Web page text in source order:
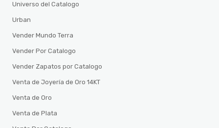
Universo del Catalogo
Urban
Vender Mundo Terra
Vender Por Catalogo
Vender Zapatos por Catalogo
Venta de Joyería de Oro 14KT
Venta de Oro
Venta de Plata